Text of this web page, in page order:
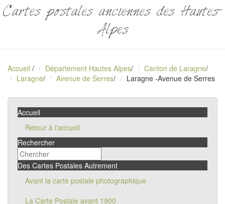
Cartes postales anciennes des Hautes-
Alpes
Accueil / Département Hautes Alpes/ Canton de Laragne/
Laragne/ Avenue de Serres/ Laragne -Avenue de Serres
Accueil
Retour à l'accueil
Rechercher
Des Cartes Postales Autrement
Avant la carte postale photographique
La Carte Postale avant 1900